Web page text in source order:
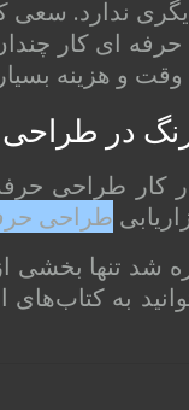
دیگری ندارد.
حرفه ای کار
وقت و هزینه
رنگ در
کار طراحی
طراحی
شد تنها بخشی
به کتاب‌های